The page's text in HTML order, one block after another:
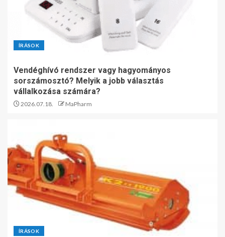
ÍRÁSOK
Vendéghívó rendszer vagy hagyományos
sorszámosztó? Melyik a jobb választás
vállalkozása számára?
2026.07.18. MaPharm
ÍRÁSOK